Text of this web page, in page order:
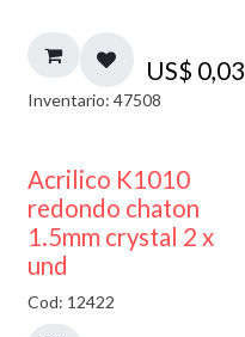
US$ 0,03
Inventario: 47508
50% DESCUENTO
Acrilico K1010
redondo chaton
1.5mm crystal 2 x
und
Cod: 12422